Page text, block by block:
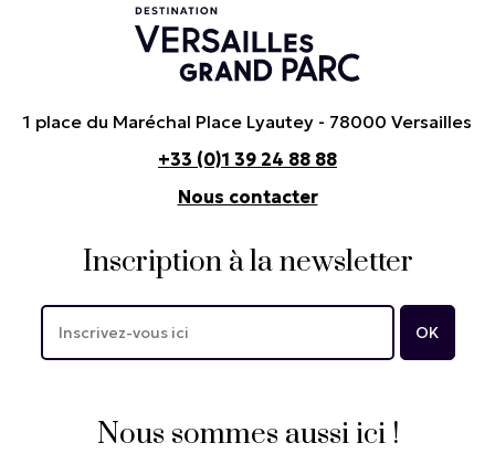
1 place du Maréchal Place Lyautey - 78000 Versailles
+33 (0)1 39 24 88 88
Nous contacter
Inscription à la newsletter
Nous sommes aussi ici !